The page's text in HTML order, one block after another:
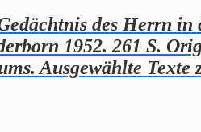
des Herrn
1952. 261 S.
Ausgewählte